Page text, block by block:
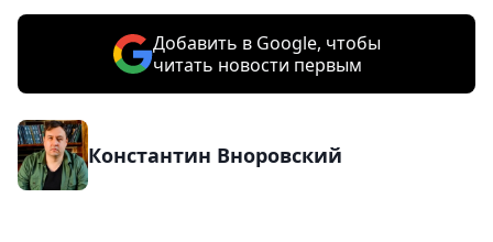
Добавить в Google, чтобы
читать новости первым
Константин Вноровский